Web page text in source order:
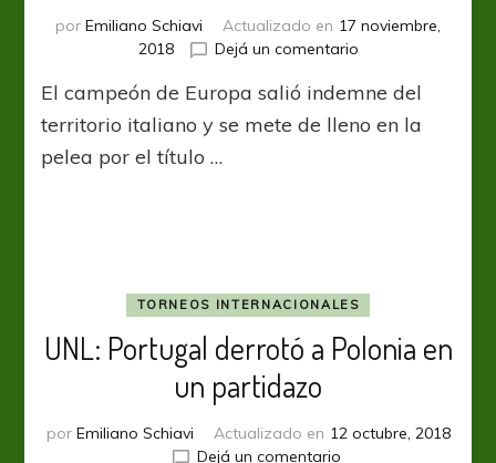
por Emiliano Schiavi Actualizado en 17 noviembre,
2018
Dejá un comentarioen
Portugal
mantuvo
Four
El campeón de Europa salió indemne del
territorio italiano y se mete de lleno en la
pelea por el título …
TORNEOS INTERNACIONALES
UNL: Portugal derrotó a Polonia en
un partidazo
por Emiliano Schiavi Actualizado en 12 octubre, 2018
Dejá un comentarioen